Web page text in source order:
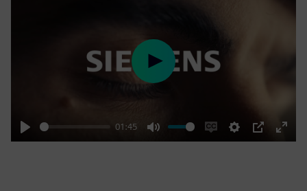
Play
01:45
Mute
EnableSettings
PIP
Enter
Play